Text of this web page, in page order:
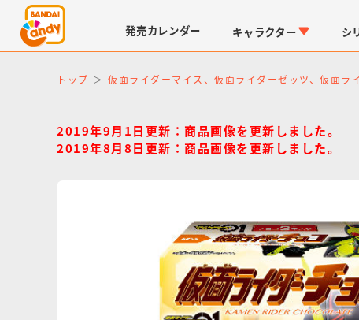
発売カレンダー キャラクター
仮面ライダーシリーズ
シ
キャラパキ
トップ 仮面ライダーマイス、仮面ライダーゼッツ、仮面ラ
2019年9月1日更新：商品画像を更新しました。
2019年8月8日更新：商品画像を更新しました。